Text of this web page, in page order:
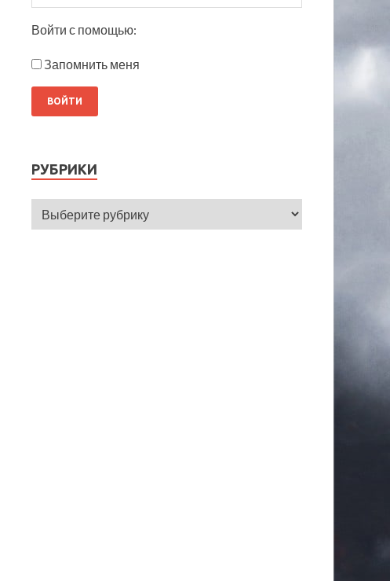
Войти с помощью:
Запомнить меня
РУБРИКИ